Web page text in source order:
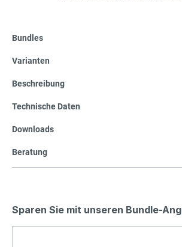
Bundles
Varianten
Beschreibung
Technische Daten
Downloads
Beratung
Sparen Sie mit unseren Bundle-